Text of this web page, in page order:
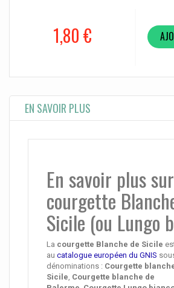
1,80 €
EN SAVOIR PLUS
En savoir plus
courgette
Sicile (ou Lungo
La courgette Blanche de Sicile
au catalogue européen du GNIS
dénominations : Courgette
Sicile Courgette blanche de